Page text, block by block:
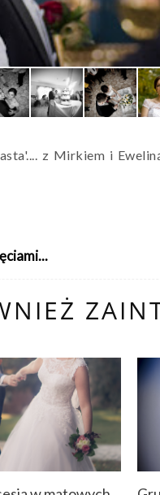
z Mirkiem i